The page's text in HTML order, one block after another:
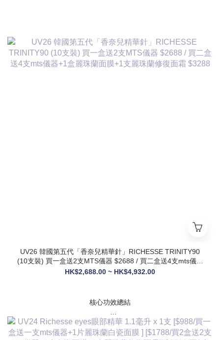
UV26 韓國第五代「香奈兒精華針」RICHESSE TRINITY90
(10支裝) 買一盒送2支MTS儀器 $2688 / 買二盒送4支mts儀器
+1盒麗珠蘭面膜+1支麗珠蘭修復面霜 $3288
HK$2,688.00 ~ HK$4,932.00
核心功效總結
✅ 膠原新生：促進膠原蛋白合成，改善皮膚自然代謝，淡化皺
紋、緊致輪廓